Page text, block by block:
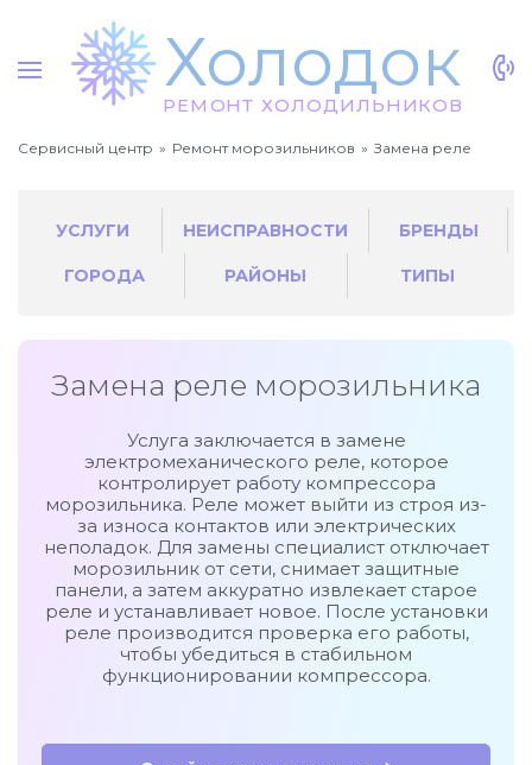
Холодок
РЕМОНТ ХОЛОДИЛЬНИКОВ
Сервисный центр Ремонт морозильников Замена реле
УСЛУГИ НЕИСПРАВНОСТИ БРЕНДЫ
ГОРОДА РАЙОНЫ ТИПЫ
Замена реле морозильника
Услуга заключается в замене
электромеханического реле, которое
контролирует работу компрессора
морозильника. Реле может выйти из строя из-
за износа контактов или электрических
неполадок. Для замены специалист отключает
морозильник от сети, снимает защитные
панели, а затем аккуратно извлекает старое
реле и устанавливает новое. После установки
реле производится проверка его работы,
чтобы убедиться в стабильном
функционировании компрессора.